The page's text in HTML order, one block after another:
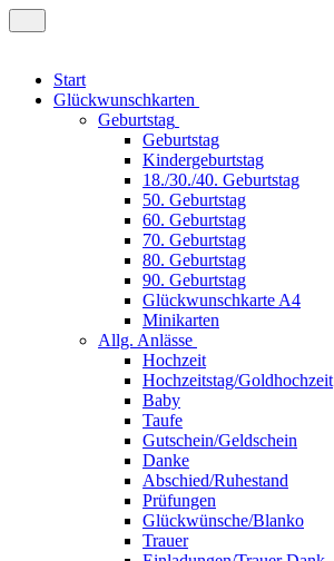
Start
Glückwunschkarten
Geburtstag
Geburtstag
Kindergeburtstag
18./30./40. Geburtstag
50. Geburtstag
60. Geburtstag
70. Geburtstag
80. Geburtstag
90. Geburtstag
Glückwunschkarte A4
Minikarten
Allg. Anlässe
Hochzeit
Hochzeitstag/Goldhochzeit
Baby
Taufe
Gutschein/Geldschein
Danke
Abschied/Ruhestand
Prüfungen
Glückwünsche/Blanko
Trauer